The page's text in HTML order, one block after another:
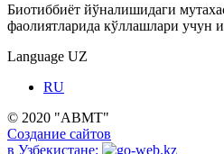
Биотиббиёт йўналишидаги
фаолиятларида кўллашлари учун
Language UZ
RU
© 2020 "ABMT"
Создание сайтов
в Узбекистане: